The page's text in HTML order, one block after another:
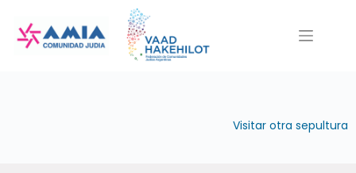
contenido
Visitar otra sepultura